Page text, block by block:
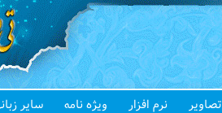
تصاویر نرم افزار ویژه نامه سایر